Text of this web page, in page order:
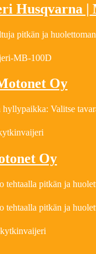
Husqvarna |
pitkän ja
MB-100D
Oy
Valitse
Oy
pitkän ja
pitkän ja